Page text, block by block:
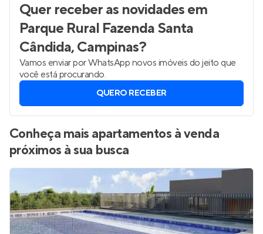
Quer receber as novidadesem
Parque Rural Fazenda Santa
Cândida, Campinas?
Vamos enviar por WhatsApp novos imóveis do jeito que
você está procurando.
QUERO RECEBER
Conheça mais apartamentos à venda
próximos à sua busca